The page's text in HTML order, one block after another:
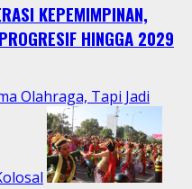
KEPEMIMPINAN,
HINGGA 2029
Olahraga, Tapi Jadi